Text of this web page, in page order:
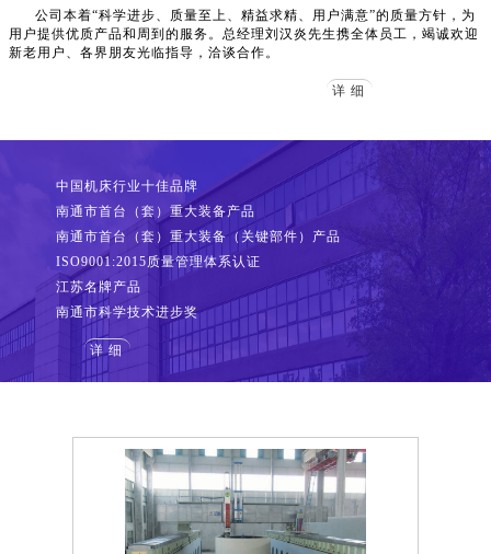
公司本着“科学进步、质量至上、精益求精、用户满意”的质量方针，为
用户提供优质产品和周到的服务。总经理刘汉炎先生携全体员工，竭诚欢迎
新老用户、各界朋友光临指导，洽谈合作。
详细
中国机床行业十佳品牌
南通市首台（套）重大装备产品
南通市首台（套）重大装备（关键部件）产品
ISO9001:2015质量管理体系认证
江苏名牌产品
南通市科学技术进步奖
详细